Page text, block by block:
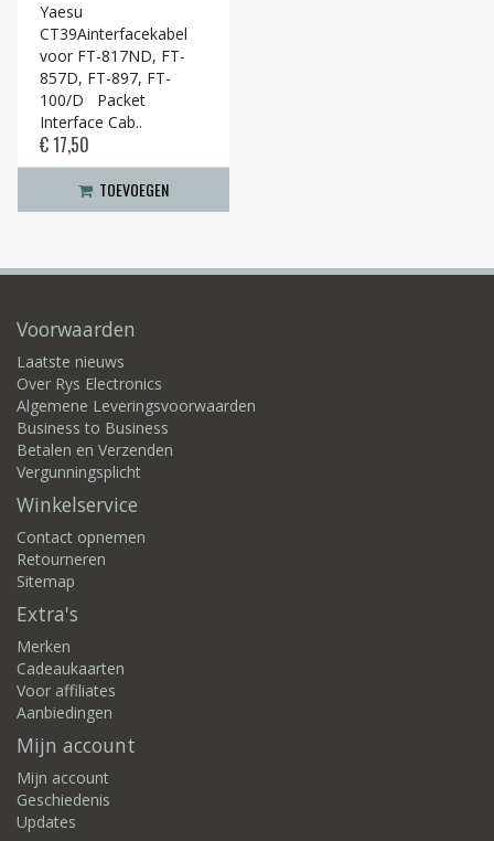
Yaesu
CT39Ainterfacekabel
voor FT-817ND, FT-
857D, FT-897, FT-
100/D Packet
Interface Cab..
€ 17,50
TOEVOEGEN
Voorwaarden
Laatste nieuws
Over Rys Electronics
Algemene Leveringsvoorwaarden
Business to Business
Betalen en Verzenden
Vergunningsplicht
Winkelservice
Contact opnemen
Retourneren
Sitemap
Extra's
Merken
Cadeaukaarten
Voor affiliates
Aanbiedingen
Mijn account
Mijn account
Geschiedenis
Updates